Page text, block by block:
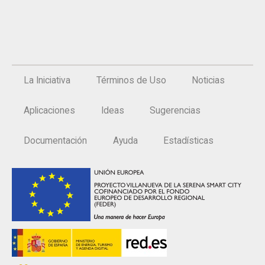
La Iniciativa Términos de Uso Noticias
Aplicaciones Ideas Sugerencias
Documentación Ayuda Estadísticas